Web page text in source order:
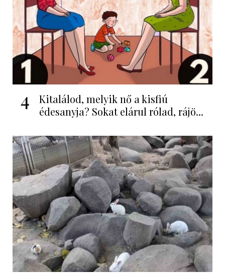
4
Kitalálod, melyik nő a kisfiú
édesanyja? Sokat elárul rólad, rájö...